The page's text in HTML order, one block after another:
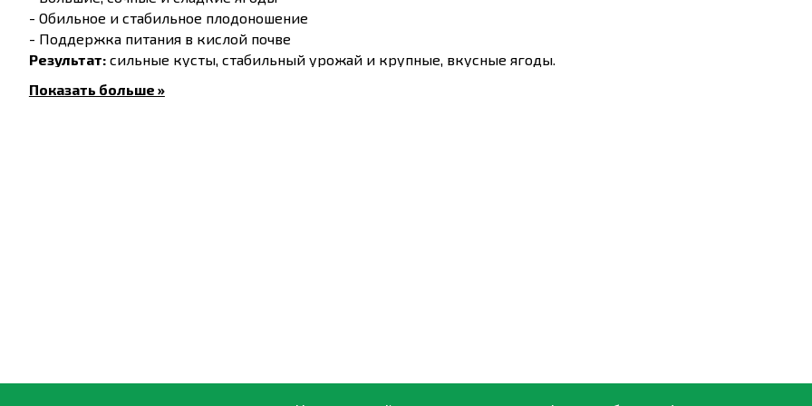
- Обильное и стабильное плодоношение
- Поддержка питания в кислой почве
Результат:сильные кусты, стабильный урожай и крупные, вкусные ягоды.
Норма удобрения на 1 растение:
Состав %:N - 12, P - 8, K - 16, Mg - 2,5, S - 17, B - 0,02, Fe - 0,06, Zn - 0,01.
Показать больше »